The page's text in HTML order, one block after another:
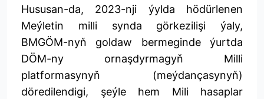
Hususan-da, 2023-nji ýylda hödürlenen
Meýletin milli synda görkezilişi ýaly,
BMGÖM-nyň goldaw bermeginde ýurtda
DÖM-ny ornaşdyrmagyň Milli
platformasynyň (meýdançasynyň)
döredilendigi, şeýle hem Mili hasaplar